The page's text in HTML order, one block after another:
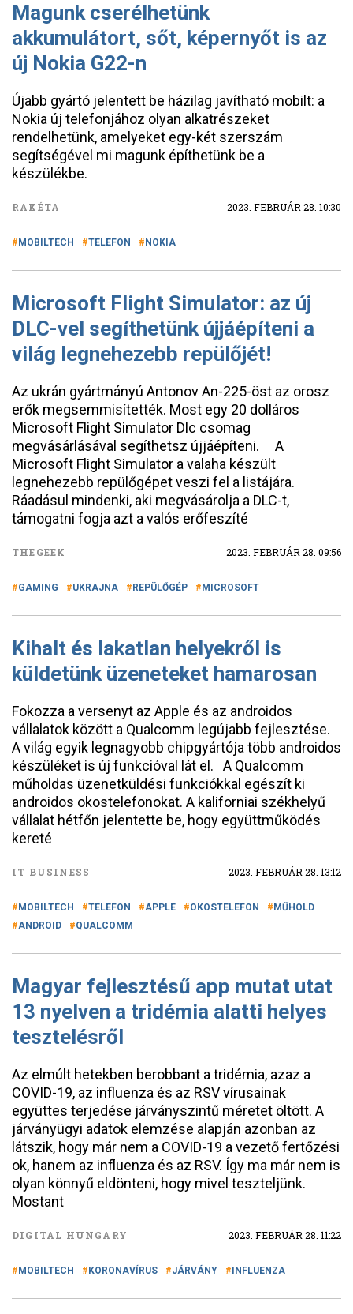
Magunk cserélhetünk
akkumulátort, sőt, képernyőt is az
új Nokia G22-n
Újabb gyártó jelentett be házilag javítható mobilt: a
Nokia új telefonjához olyan alkatrészeket
rendelhetünk, amelyeket egy-két szerszám
segítségével mi magunk építhetünk be a
készülékbe.
RAKÉTA 2023. FEBRUÁR 28. 10:30
MOBILTECH TELEFON NOKIA
Microsoft Flight Simulator: az új
DLC-vel segíthetünk újjáépíteni a
világ legnehezebb repülőjét!
Az ukrán gyártmányú Antonov An-225-öst az orosz
erők megsemmisítették. Most egy 20 dolláros
Microsoft Flight Simulator Dlc csomag
megvásárlásával segíthetsz újjáépíteni. A
Microsoft Flight Simulator a valaha készült
legnehezebb repülőgépet veszi fel a listájára.
Ráadásul mindenki, aki megvásárolja a DLC-t,
támogatni fogja azt a valós erőfeszíté
THEGEEK 2023. FEBRUÁR 28. 09:56
GAMING UKRAJNA REPÜLŐGÉP MICROSOFT
Kihalt és lakatlan helyekről is
küldetünk üzeneteket hamarosan
Fokozza a versenyt az Apple és az androidos
vállalatok között a Qualcomm legújabb fejlesztése.
A világ egyik legnagyobb chipgyártója több androidos
készüléket is új funkcióval lát el. A Qualcomm
műholdas üzenetküldési funkciókkal egészít ki
androidos okostelefonokat. A kaliforniai székhelyű
vállalat hétfőn jelentette be, hogy együttműködés
kereté
IT BUSINESS 2023. FEBRUÁR 28. 13:12
MOBILTECH TELEFON APPLE OKOSTELEFON
MŰHOLD
ANDROID
QUALCOMM
Magyar fejlesztésű app mutat utat
13 nyelven a tridémia alatti helyes
tesztelésről
Az elmúlt hetekben berobbant a tridémia, azaz a
COVID-19, az influenza és az RSV vírusainak
együttes terjedése járványszintű méretet öltött. A
járványügyi adatok elemzése alapján azonban az
látszik, hogy már nem a COVID-19 a vezető fertőzési
ok, hanem az influenza és az RSV. Így ma már nem is
olyan könnyű eldönteni, hogy mivel teszteljünk.
Mostant
DIGITAL HUNGARY 2023. FEBRUÁR 28. 11:22
MOBILTECH KORONAVÍRUS JÁRVÁNY INFLUENZA